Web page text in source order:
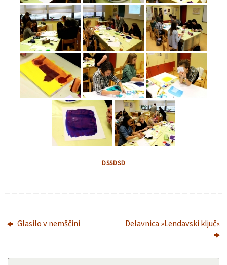
DSSDSD
Glasilo v nemščini Delavnica »Lendavski ključ«